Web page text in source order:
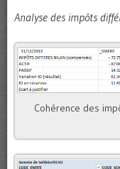
Analyse des impôts
Cohérence des